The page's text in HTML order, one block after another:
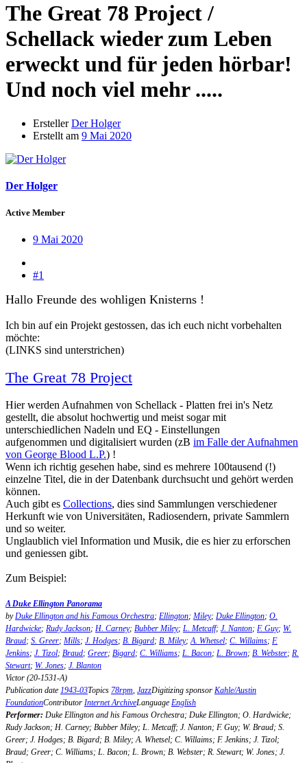
The Great 78 Project /
Schellack wieder zum Leben
erweckt und für jeden hörbar!
Und noch viel mehr .....
Ersteller Der Holger
Erstellt am 9 Mai 2020
Der Holger
Active Member
9 Mai 2020
#1
Hallo Freunde des wohligen Knisterns !
Ich bin auf ein Projekt gestossen, das ich euch nicht vorbehalten
möchte:
(LINKS sind unterstrichen)
The Great 78 Project
Hier werden Aufnahmen von Schellack - Platten frei in's Netz
gestellt, die absolut hochwertig und meist sogar mit
unterschiedlichen Nadeln und EQ - Einstellungen
aufgenommen und digitalisiert wurden (zB im Falle der Aufnahmen
von George Blood L.P.) !
Wenn ich richtig gesehen habe, sind es mehrere 100tausend (!)
einzelne Titel, die in der Datenbank durchsucht und gehört werden
können.
Auch gibt es Collections, dies sind Sammlungen verschiedener
Herkunft wie von Universitäten, Radiosendern, private Sammlern
und so weiter.
Unglaublich viel Information und Musik, die es hier zu erforschen
und geniessen gibt.
Zum Beispiel:
A Duke Ellington Panorama
byDuke Ellington and his Famous Orchestra; Ellington; Miley; Duke Ellington; O.
Hardwicke; Rudy Jackson; H. Carney; Bubber Miley; L. Metcaff; J. Nanton; F. Guy; W.
Braud; S. Greer; Mills; J. Hodges; B. Bigard; B. Miley;A. Whetsel; C. Willaims; F.
Jenkins; J. Tizol; Braud; Greer; Bigard; C. Williams; L. Bacon; L. Brown; B. Webster; R.
Stewart; W. Jones; J. Blanton
Victor (20-1531-A)
Publication date 1943-03Topics 78rpm, JazzDigitizing sponsor Kahle/Austin
FoundationContributor Internet ArchiveLanguage English
Performer: Duke Ellington and his Famous Orchestra; Duke Ellington; O. Hardwicke;
Rudy Jackson; H. Carney; Bubber Miley; L. Metcaff; J. Nanton; F. Guy; W. Braud; S.
Greer; J. Hodges; B. Bigard; B. Miley; A. Whetsel; C. Willaims; F. Jenkins; J. Tizol;
Braud; Greer; C. Williams; L. Bacon; L. Brown; B. Webster; R. Stewart; W. Jones; J.